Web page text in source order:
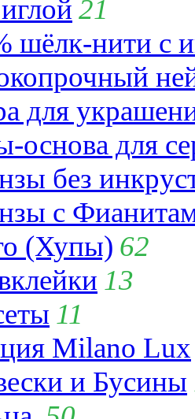
21
шёлк-нити с
для
основа для
без
с
(Хупы) 62
13
11
Milano Lux
и Бусины